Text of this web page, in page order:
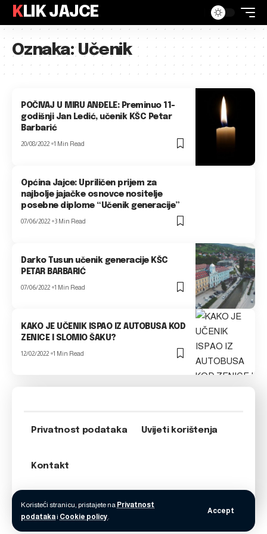
Koristeći stranicu, pristajete na Privatnost
podatakai Cookie policy.
Accept
KLIK JAJCE
Oznaka:Učenik
POČIVAJ U MIRU ANĐELE: Preminuo 11-
godišnji Jan Ledić, učenik KŠC Petar
Barbarić
20/08/2022 1 Min Read
Općina Jajce: Upriličen prijem za
najbolje jajačke osnovce nositelje
posebne diplome “Učenik generacije”
07/06/2022 3 Min Read
Darko Tusun učenik generacije KŠC
PETAR BARBARIĆ
07/06/2022 1 Min Read
KAKO JE UČENIK ISPAO IZ AUTOBUSA KOD
ZENICE I SLOMIO ŠAKU?
12/02/2022 1 Min Read
Privatnost podataka Uvijeti korištenja
Kontakt